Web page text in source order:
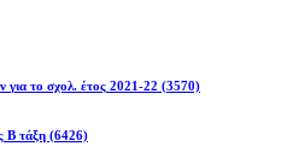
για το σχολ. έτος 2021-22 (3570)
Β τάξη (6426)